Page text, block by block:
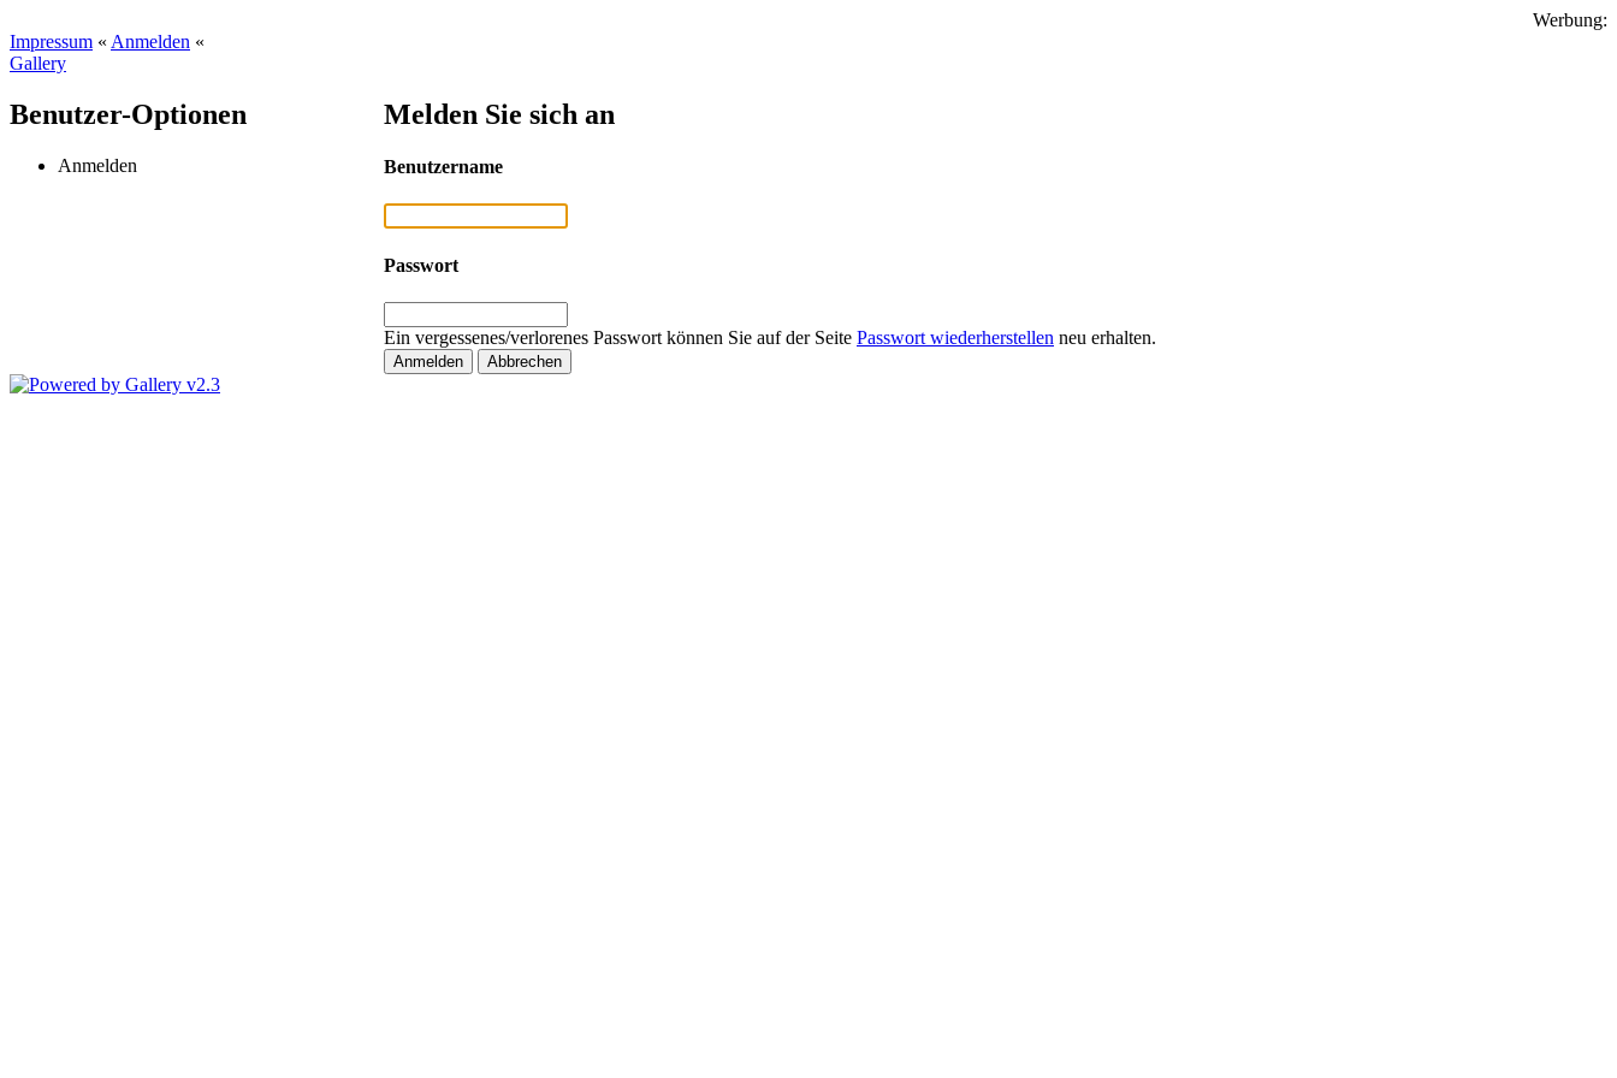
Werbung:
Impressum « Anmelden «
Gallery
Benutzer-Optionen
Anmelden
Melden Sie sich an
Benutzername
Passwort
Ein vergessenes/verlorenes Passwort können Sie auf der Seite Passwort wiederherstellen neu erhalten.